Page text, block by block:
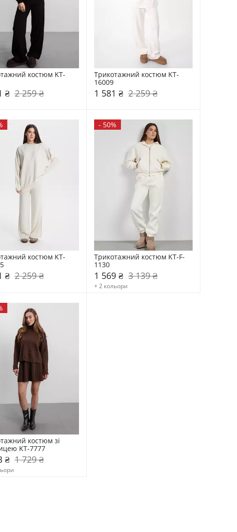
костюм KT-
₴ 2 259 ₴
Трикотажний костюм KT-
16009
1 581 ₴ 2 259 ₴
костюм KT-
₴ 2 259 ₴
- 50%
Трикотажний костюм KT-F-
1130
1 569 ₴ 3 139 ₴
+ 2 кольори
костюм зі
KT-7777
₴ 1 729 ₴